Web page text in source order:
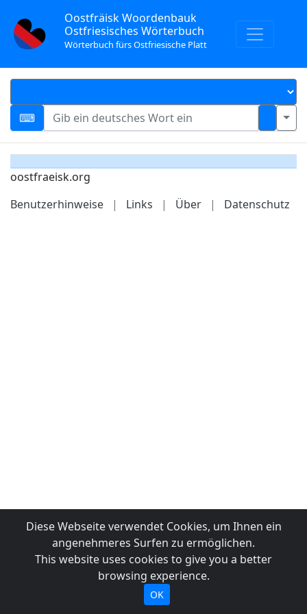
Oostfräisk Woordenbauk
Ostfriesisches Wörterbuch
Wörterbuch fürs Ostfriesische Platt
oostfraeisk.org
Benutzerhinweise
| Links | Über | Datenschutz
Diese Webseite verwendet Cookies, um Ihnen ein
angenehmeres Surfen zu ermöglichen.
This website uses cookies to give you a better
browsing experience.
OK